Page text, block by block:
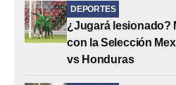
DEPORTES
¿Jugará lesionado?
con la Selección
vs Honduras